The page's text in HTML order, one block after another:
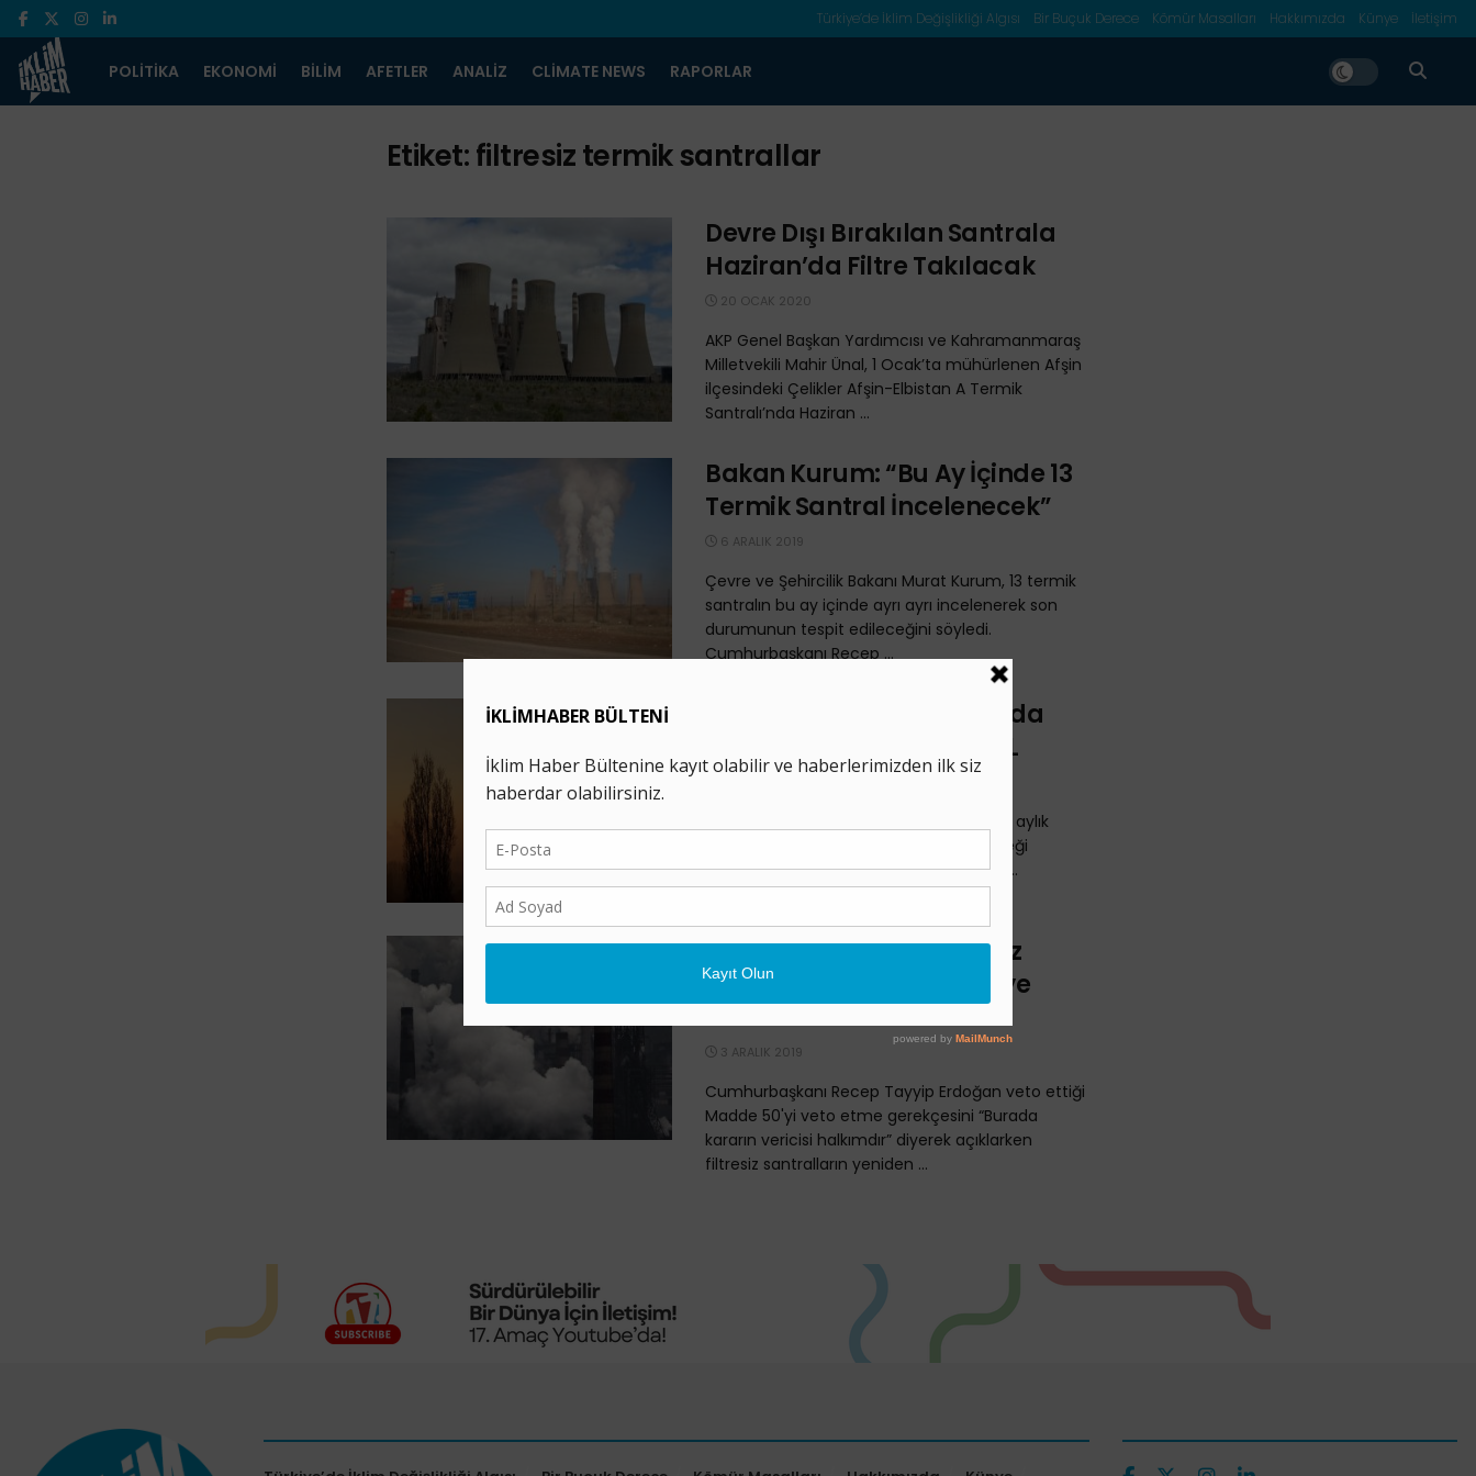
Türkiye’de İklim Değişlikliği Algısı Bir Buçuk Derece Kömür Masalları Hakkımızda Künye İletişim
POLITIKA EKONOMI BILIM AFETLER ANALIZ CLIMATE NEWS RAPORLAR
Etiket:filtresiz termik santrallar
Devre Dışı Bırakılan Santrala
Haziran’da Filtre Takılacak
20 OCAK 2020
AKP Genel Başkan Yardımcısı ve Kahramanmaraş
Milletvekili Mahir Ünal, 1 Ocak’ta mühürlenen Afşin
ilçesindeki Çelikler Afşin-Elbistan A Termik
Santralı’nda Haziran ...
Bakan Kurum: “Bu Ay İçinde 13
Termik Santral İncelenecek”
6 ARALIK 2019
Çevre ve Şehircilik Bakanı Murat Kurum, 13 termik
santralın bu ay içinde ayrı ayrı incelenerek son
durumunun tespit edileceğini söyledi.
Cumhurbaşkanı Recep ...
Filtresiz Santrallara İki Yılda
Dev Yardım: 1,36 milyar TL
Filtresiz santrallar 2018’de ve 2019’un ilk 11 aylık
döneminde 1,36 milyar TL kapasite desteği
ödemesi aldı. Torba yasa ile halihazırda ...
Cumhurbaşkanı: “Filtresiz
Santrallar Yeniden İhaleye
Gidebilir”
3 ARALIK 2019
Cumhurbaşkanı Recep Tayyip Erdoğan veto ettiği
Madde 50'yi veto etme gerekçesini “Burada
kararın vericisi halkımdır” diyerek açıklarken
filtresiz santralların yeniden ...